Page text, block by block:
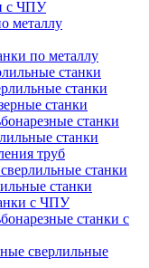
с ЧПУ
металлу
по металлу
станки
станки
станки
станки
станки
труб
станки
станки
с ЧПУ
станки с
сверлильные